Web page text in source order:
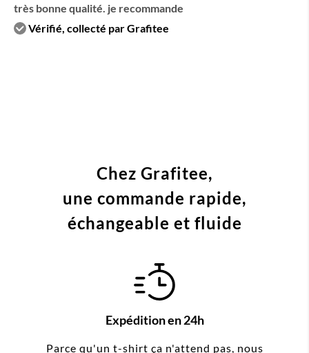
très bonne qualité. je recommande
Vérifié, collecté par Grafitee
Chez Grafitee,
une commande rapide,
échangeable et fluide
Expédition en 24h
Parce qu'un t-shirt ça n'attend pas, nous